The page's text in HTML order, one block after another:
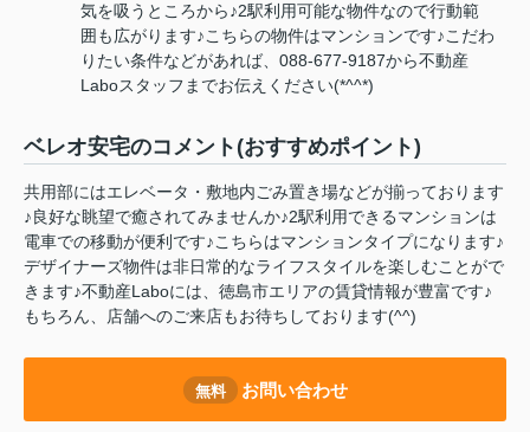
気を吸うところから♪2駅利用可能な物件なので行動範
囲も広がります♪こちらの物件はマンションです♪こだわ
りたい条件などがあれば、088-677-9187から不動産
Laboスタッフまでお伝えください(*^^*)
ベレオ安宅のコメント(おすすめポイント)
共用部にはエレベータ・敷地内ごみ置き場などが揃っております
♪良好な眺望で癒されてみませんか♪2駅利用できるマンションは
電車での移動が便利です♪こちらはマンションタイプになります♪
デザイナーズ物件は非日常的なライフスタイルを楽しむことがで
きます♪不動産Laboには、徳島市エリアの賃貸情報が豊富です♪
もちろん、店舗へのご来店もお待ちしております(^^)
無料 お問い合わせ